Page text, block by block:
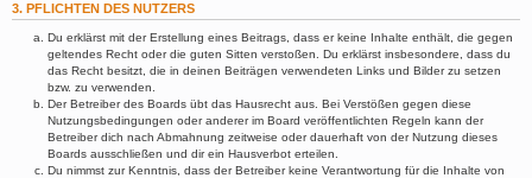
3. PFLICHTEN DES NUTZERS
Du erklärst mit der Erstellung eines Beitrags, dass er keine Inhalte enthält, die gegen
geltendes Recht oder die guten Sitten verstoßen. Du erklärst insbesondere, dass du
das Recht besitzt, die in deinen Beiträgen verwendeten Links und Bilder zu setzen
bzw. zu verwenden.
Der Betreiber des Boards übt das Hausrecht aus. Bei Verstößen gegen diese
Nutzungsbedingungen oder anderer im Board veröffentlichten Regeln kann der
Betreiber dich nach Abmahnung zeitweise oder dauerhaft von der Nutzung dieses
Boards ausschließen und dir ein Hausverbot erteilen.
Du nimmst zur Kenntnis, dass der Betreiber keine Verantwortung für die Inhalte von